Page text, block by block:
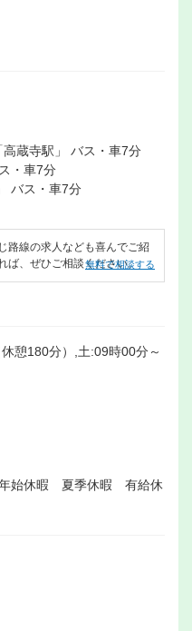
蔵寺駅」 バス・車7分
・車7分
バス・車7分
路線の求人なども喜んでご紹
ば、ぜひご相談ください。
無料で相談する
憩180分）,土:09時00分～
始休暇 夏季休暇 有給休